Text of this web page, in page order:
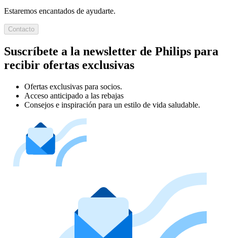
Estaremos encantados de ayudarte.
Contacto
Suscríbete a la newsletter de Philips para
recibir ofertas exclusivas
Ofertas exclusivas para socios.
Acceso anticipado a las rebajas
Consejos e inspiración para un estilo de vida saludable.